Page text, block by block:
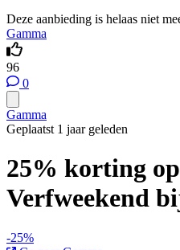
Deze aanbieding is helaas niet
Gamma
96
0
Gamma
Geplaatst 1 jaar geleden
25% korting
Verfweekend
-25%